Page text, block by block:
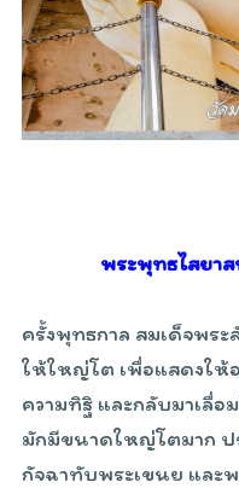
พระพุทธไสยา
ครั้งพุทธกาล สมเด็จพร
ให้ใหญ่โต เพื่อแสดงให้
ความทิฐิ และกลับมาเลื่
มักมีขนาดใหญ่โตมาก
กัจฉาทับพระเขนย และ